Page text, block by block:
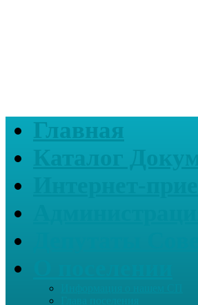
Главная